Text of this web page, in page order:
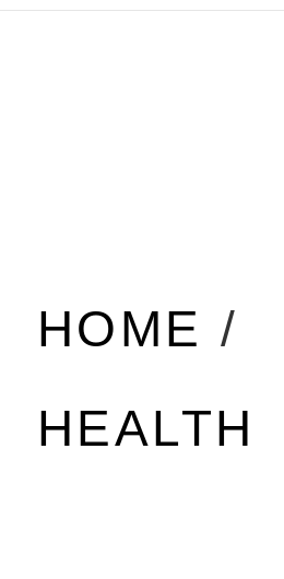
HOME /
HEALTH